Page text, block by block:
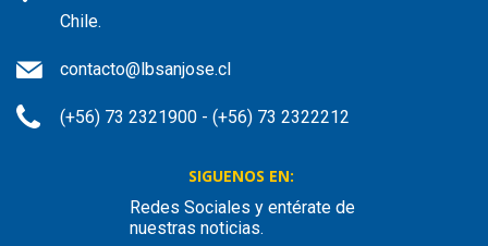
Chile.
contacto@lbsanjose.cl
(+56) 73 2321900 - (+56) 73 2322212
SIGUENOS EN:
Redes Sociales y entérate de
nuestras noticias.